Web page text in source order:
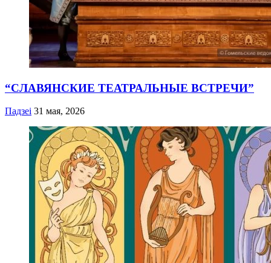
“СЛАВЯНСКИЕ ТЕАТРАЛЬНЫЕ ВСТРЕЧИ”
Падзеі 31 мая, 2026